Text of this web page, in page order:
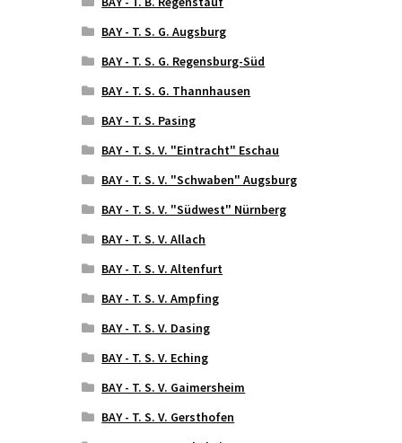
BAY - T. S. G. Augsburg
BAY - T. S. G. Regensburg-Süd
BAY - T. S. G. Thannhausen
BAY - T. S. Pasing
BAY - T. S. V. "Eintracht" Eschau
BAY - T. S. V. "Schwaben" Augsburg
BAY - T. S. V. "Südwest" Nürnberg
BAY - T. S. V. Allach
BAY - T. S. V. Altenfurt
BAY - T. S. V. Ampfing
BAY - T. S. V. Dasing
BAY - T. S. V. Eching
BAY - T. S. V. Gaimersheim
BAY - T. S. V. Gersthofen